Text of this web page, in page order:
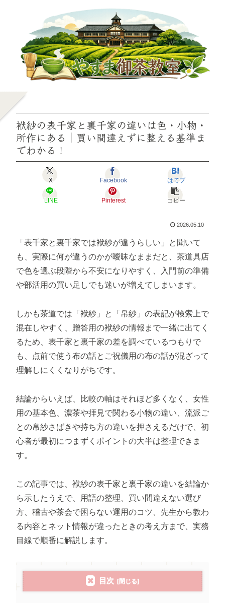
袱紗の表千家と裏千家の違いは色・小物・
所作にある｜買い間違えずに整える基準ま
でわかる！
X Facebook はてブ
LINE Pinterest コピー
2026.05.10
「表千家と裏千家では袱紗が違うらしい」と聞いて
も、実際に何が違うのかが曖昧なままだと、茶道具店
で色を選ぶ段階から不安になりやすく、入門前の準備
や部活用の買い足しでも迷いが増えてしまいます。
しかも茶道では「袱紗」と「帛紗」の表記が検索上で
混在しやすく、贈答用の袱紗の情報まで一緒に出てく
るため、表千家と裏千家の差を調べているつもりで
も、点前で使う布の話とご祝儀用の布の話が混ざって
理解しにくくなりがちです。
結論からいえば、比較の軸はそれほど多くなく、女性
用の基本色、濃茶や拝見で関わる小物の違い、流派ご
との帛紗さばきや持ち方の違いを押さえるだけで、初
心者が最初につまずくポイントの大半は整理できま
す。
この記事では、袱紗の表千家と裏千家の違いを結論か
ら示したうえで、用語の整理、買い間違えない選び
方、稽古や茶会で困らない運用のコツ、先生から教わ
る内容とネット情報が違ったときの考え方まで、実務
目線で順番に解説します。
目次